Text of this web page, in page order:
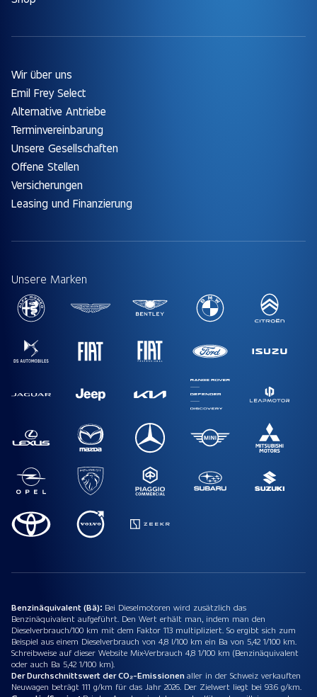
Wir über uns
Emil Frey Select
Alternative Antriebe
Terminvereinbarung
Unsere Gesellschaften
Offene Stellen
Versicherungen
Leasing und Finanzierung
Unsere Marken
Benzinäquivalent (Bä): Bei Dieselmotoren wird zusätzlich das
Benzinäquivalent aufgeführt. Den Wert erhält man, indem man den
Dieselverbrauch/100 km mit dem Faktor 113 multipliziert. So ergibt sich zum
Beispiel aus einem Dieselverbrauch von 4,8 l/100 km ein Ba von 5,42 1/100 km.
Schreibweise auf dieser Website Mix-Verbrauch 4,8 1/100 km (Benzinäquivalent
oder auch Ba 5,42 1/100 km).
Der Durchschnittswert der CO₂-Emissionenaller in der Schweiz verkauften
Neuwagen beträgt 111 g/km für das Jahr 2026. Der Zielwert liegt bei 93.6 g/km.